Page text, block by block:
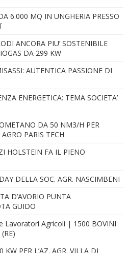
6.000 MQ IN UNGHERIA PRESSO
ANCORA PIU’ SOSTENIBILE
DA 299 KW
AUTENTICA PASSIONE DI
ENERGETICA: TEMA SOCIETA’
DA 50 NM3/H PER
AGRO PARIS TECH
HOLSTEIN FA IL PIENO
DELLA SOC. AGR. NASCIMBENI
D’AVORIO PUNTA
GUIDO
Lavoratori Agricoli | 1500 BOVINI
PER L’AZ. AGR. VILLA DI